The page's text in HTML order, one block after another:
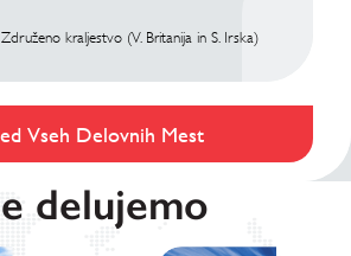
Združeno kraljestvo (V. Britanija in S. Irska)
Vseh Delovnih Mest
delujemo